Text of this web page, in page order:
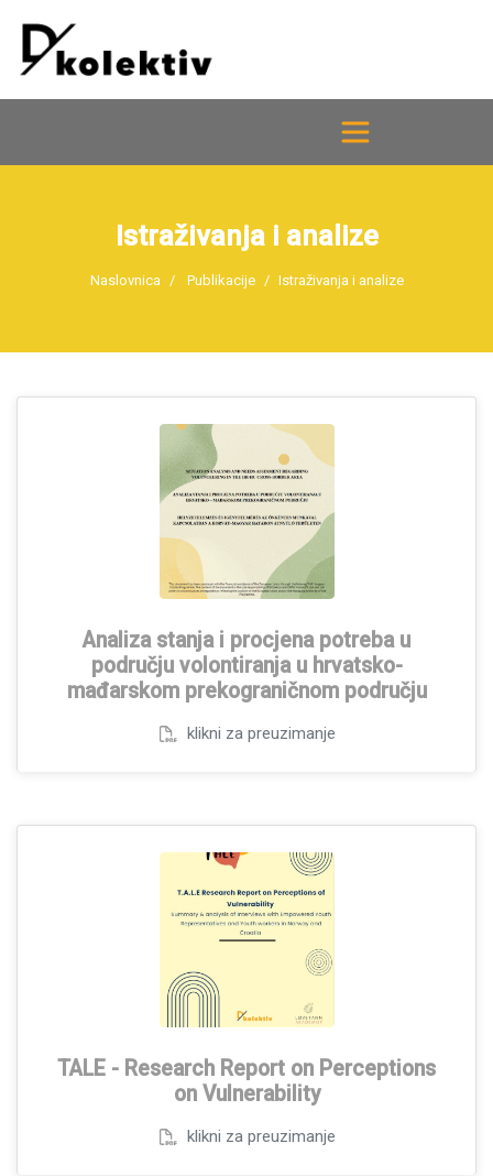
Istraživanja i analize
Naslovnica Publikacije Istraživanja i analize
Analiza stanja i procjena potreba u
području volontiranja u hrvatsko-
mađarskom prekograničnom području
klikni za preuzimanje
TALE - Research Report on Perceptions
on Vulnerability
klikni za preuzimanje